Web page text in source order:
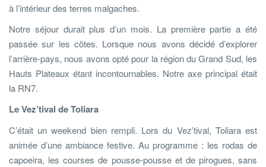
à l’intérieur des terres malgaches.
Notre séjour durait plus d’un mois. La première partie a été
passée sur les côtes. Lorsque nous avons décidé d’explorer
l’arrière-pays, nous avons opté pour la région du Grand Sud, les
Hauts Plateaux étant incontournables. Notre axe principal était
la RN7.
Le Vez’tival de Toliara
C’était un weekend bien rempli. Lors du Vez’tival, Toliara est
animée d’une ambiance festive. Au programme : les rodas de
capoeira, les courses de pousse-pousse et de pirogues, sans